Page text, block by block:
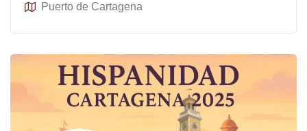
Puerto de Cartagena